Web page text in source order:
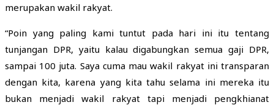
merupakan wakil rakyat.
“Poin yang paling kami tuntut pada hari ini itu tentang
tunjangan DPR, yaitu kalau digabungkan semua gaji DPR,
sampai 100 juta. Saya cuma mau wakil rakyat ini transparan
dengan kita, karena yang kita tahu selama ini mereka itu
bukan menjadi wakil rakyat tapi menjadi pengkhianat